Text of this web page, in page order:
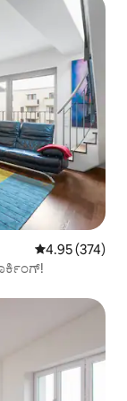
5 ರಲ್ಲಿ 4.95
4.95 (374)